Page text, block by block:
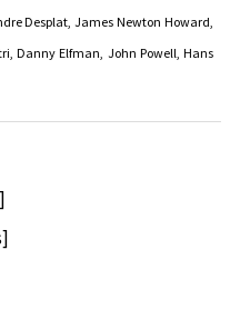
Desplat, James Newton Howard,
Danny Elfman, John Powell, Hans